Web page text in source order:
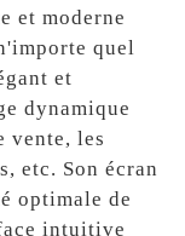
et moderne
quel
et
dynamique
vente, les
etc. Son écran
optimale de
intuitive